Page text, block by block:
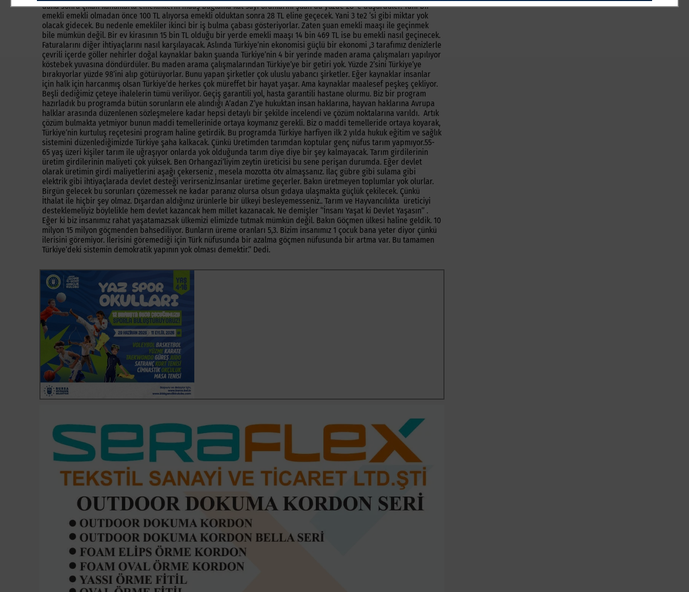
daha sonra çıkan kanunlarla emekliklerin maaş bağlama kat sayı oranlarını şuan da yüzde 28 ‘e düşürdüler. Yani bir
emekli emekli olmadan önce 100 TL alıyorsa emekli olduktan sonra 28 TL eline geçecek. Yani 3 te2 ‘si gibi miktar yok
olacak gidecek. Bu nedenle emekliler ikinci bir iş bulma çabası gösteriyorlar. Zaten şuan emekli maaşı ile geçinmek
bile mümkün değil. Bir ev kirasının 15 bin TL olduğu bir yerde emekli maaşı 14 bin 469 TL ise bu emekli nasıl geçinecek.
Faturalarını diğer ihtiyaçlarını nasıl karşılayacak. Aslında Türkiye’nin ekonomisi güçlü bir ekonomi ,3 tarafımız denizlerle
çevrili içerde göller nehirler doğal kaynaklar bakın şuanda Türkiye’nin 4 bir yerinde maden arama çalışmaları yapılıyor
köstebek yuvasına döndürdüler. Bu maden arama çalışmalarından Türkiye’ye bir getiri yok. Yüzde 2’sini Türkiye’ye
bırakıyorlar yüzde 98’ini alıp götürüyorlar. Bunu yapan şirketler çok uluslu yabancı şirketler. Eğer kaynaklar insanlar
için halk için harcanmış olsan Türkiye’de herkes çok müreffet bir hayat yaşar. Ama kaynaklar maalesef peşkeş çekliyor.
Beşli dediğimiz çeteye ihalelerin tümü veriliyor. Geçiş garantili yol, hasta garantili hastane olurmu. Biz bir program
hazırladık bu programda bütün sorunların ele alındığı A’adan Z’ye hukuktan insan haklarına, hayvan haklarına Avrupa
halklar arasında düzenlenen sözleşmelere kadar hepsi detaylı bir şekilde incelendi ve çözüm noktalarına varıldı. Artık
çözüm bulmakta yetmiyor bunun maddi temellerinide ortaya koymanız gerekli. Biz o maddi temelleride ortaya koyarak,
Türkiye’nin kurtuluş reçetesini program haline getirdik. Bu programda Türkiye harfiyen ilk 2 yılda hukuk eğitim ve sağlık
sistemini düzenlediğimizde Türkiye şaha kalkacak. Çünkü Üretimden tarımdan koptular genç nüfus tarım yapmıyor.55-
65 yaş üzeri kişiler tarım ile uğraşıyor onlarda yok olduğunda tarım diye diye bir şey kalmayacak. Tarım girdilerinin
üretim girdilerinin maliyeti çok yüksek. Ben Orhangazi’liyim zeytin üreticisi bu sene perişan durumda. Eğer devlet
olarak üretimin girdi maliyetlerini aşağı çekerseniz , mesela mozotta ötv almaşsanız. İlaç gübre gibi sulama gibi
elektrik gibi ihtiyaçlarada devlet desteği verirseniz.İnsanlar üretime geçerler. Bakın üretmeyen toplumlar yok olurlar.
Birgün gelecek bu sorunları çözemessek ne kadar paranız olursa olsun gıdaya ulaşmakta güçlük çekilecek. Çünkü
İthalat ile hiçbir şey olmaz. Dışardan aldığınız ürünlerle bir ülkeyi besleyemesseniz.. Tarım ve Hayvancılıkta üreticiyi
desteklemeliyiz böylelikle hem devlet kazancak hem millet kazanacak. Ne demişler ‘’İnsanı Yaşat ki Devlet Yaşasın’’ .
Eğer ki biz insanımız rahat yaşatamazsak ülkemizi elimizde tutmak mümkün değil. Bakın Göçmen ülkesi haline geldik. 10
milyon 15 milyon göçmenden bahsediliyor. Bunların üreme oranları 5,3. Bizim insanımız 1 çocuk bana yeter diyor çünkü
ilerisini göremiyor. İlerisini göremediği için Türk nüfusunda bir azalma göçmen nüfusunda bir artma var. Bu tamamen
Türkiye’deki sistemin demokratik yapının yok olması demektir.’’ Dedi.